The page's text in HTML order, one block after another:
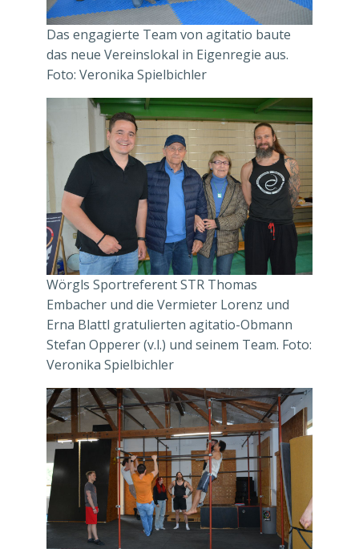
Das engagierte Team von agitatio baute
das neue Vereinslokal in Eigenregie aus.
Foto: Veronika Spielbichler
Wörgls Sportreferent STR Thomas
Embacher und die Vermieter Lorenz und
Erna Blattl gratulierten agitatio-Obmann
Stefan Opperer (v.l.) und seinem Team. Foto:
Veronika Spielbichler